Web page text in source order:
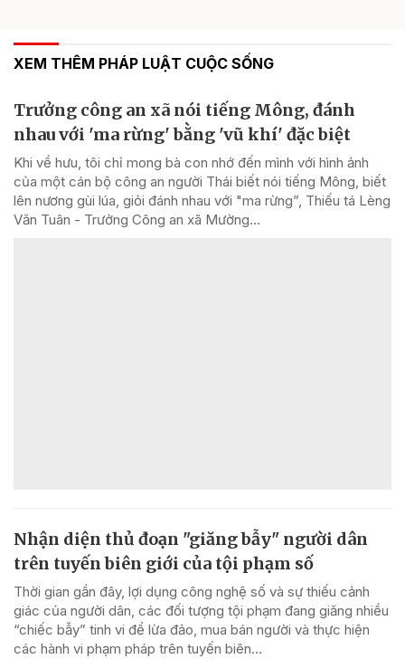
XEM THÊM PHÁP LUẬT CUỘC SỐNG
Trưởng công an xã nói tiếng Mông, đánh
nhau với 'ma rừng' bằng 'vũ khí' đặc biệt
Khi về hưu, tôi chỉ mong bà con nhớ đến mình với hình ảnh
của một cán bộ công an người Thái biết nói tiếng Mông, biết
lên nương gùi lúa, giỏi đánh nhau với "ma rừng”, Thiếu tá Lèng
Văn Tuân - Trưởng Công an xã Mường...
Nhận diện thủ đoạn "giăng bẫy" người dân
trên tuyến biên giới của tội phạm số
Thời gian gần đây, lợi dụng công nghệ số và sự thiếu cảnh
giác của người dân, các đối tượng tội phạm đang giăng nhiều
“chiếc bẫy” tinh vi để lừa đảo, mua bán người và thực hiện
các hành vi phạm pháp trên tuyến biên...